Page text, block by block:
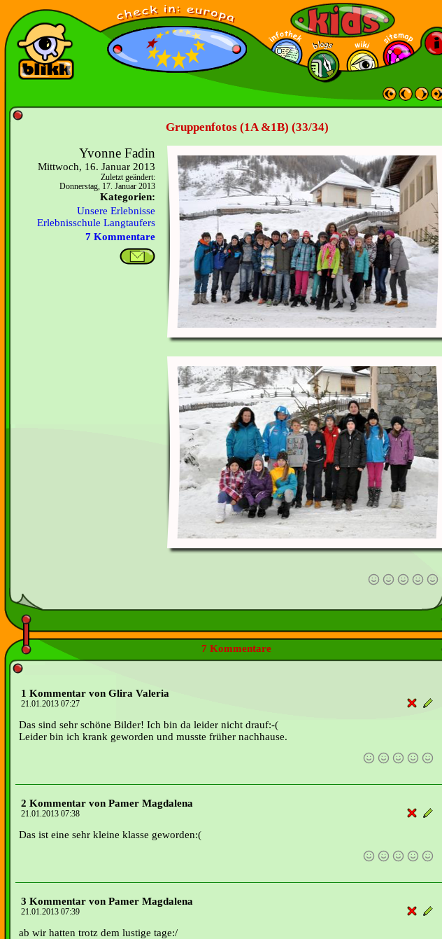
Gruppenfotos (1A &1B) (33/34)
Yvonne Fadin
Mittwoch, 16. Januar 2013
Zuletzt geändert:
Donnerstag, 17. Januar 2013
Kategorien:
Unsere Erlebnisse
Erlebnisschule Langtaufers
7 Kommentare
7 Kommentare
1 Kommentar von Glira Valeria
21.01.2013 07:27
Das sind sehr schöne Bilder! Ich bin da leider nicht drauf:-(
Leider bin ich krank geworden und musste früher nachhause.
2 Kommentar von Pamer Magdalena
21.01.2013 07:38
Das ist eine sehr kleine klasse geworden:(
3 Kommentar von Pamer Magdalena
21.01.2013 07:39
ab wir hatten trotz dem lustige tage:/